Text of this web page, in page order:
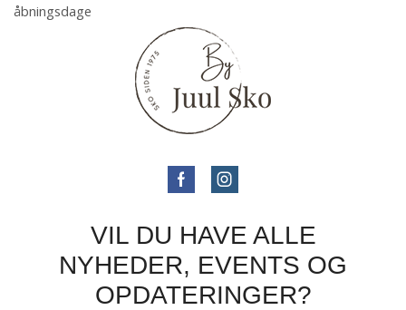
åbningsdage
VIL DU HAVE ALLE
NYHEDER, EVENTS OG
OPDATERINGER?